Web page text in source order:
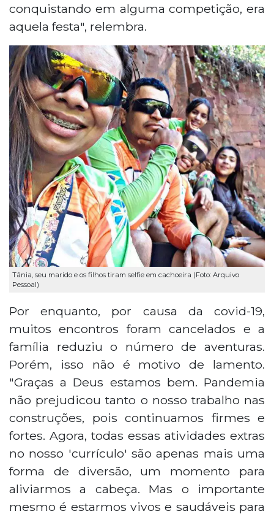
conquistando em alguma competição, era
aquela festa", relembra.
Tânia, seu marido e os filhos tiram selfie em cachoeira (Foto: Arquivo
Pessoal)
Por enquanto, por causa da covid-19,
muitos encontros foram cancelados e a
família reduziu o número de aventuras.
Porém, isso não é motivo de lamento.
"Graças a Deus estamos bem. Pandemia
não prejudicou tanto o nosso trabalho nas
construções, pois continuamos firmes e
fortes. Agora, todas essas atividades extras
no nosso 'currículo' são apenas mais uma
forma de diversão, um momento para
aliviarmos a cabeça. Mas o importante
mesmo é estarmos vivos e saudáveis para